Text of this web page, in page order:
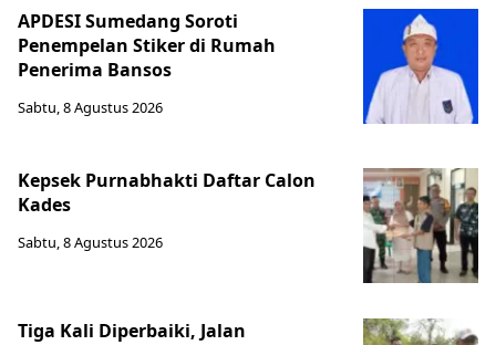
APDESI Sumedang Soroti
Penempelan Stiker di Rumah
Penerima Bansos
Sabtu, 8 Agustus 2026
Kepsek Purnabhakti Daftar Calon
Kades
Sabtu, 8 Agustus 2026
Tiga Kali Diperbaiki, Jalan